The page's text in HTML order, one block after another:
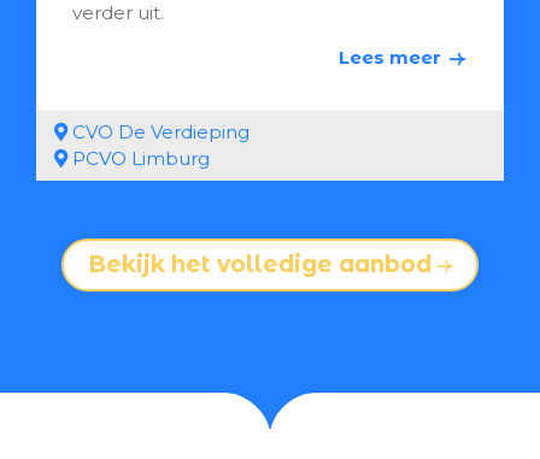
verder uit.
Lees meer
CVO De Verdieping
PCVO Limburg
Bekijk het volledige aanbod